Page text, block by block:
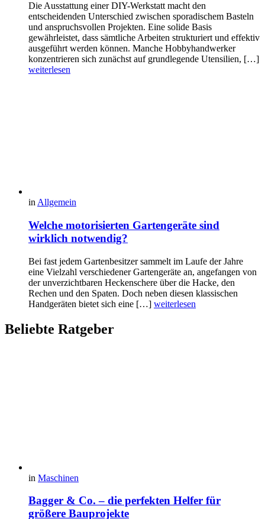
Die Ausstattung einer DIY-Werkstatt macht den
entscheidenden Unterschied zwischen sporadischem Basteln
und anspruchsvollen Projekten. Eine solide Basis
gewährleistet, dass sämtliche Arbeiten strukturiert und effektiv
ausgeführt werden können. Manche Hobbyhandwerker
konzentrieren sich zunächst auf grundlegende Utensilien, […]
weiterlesen
in Allgemein
Welche motorisierten Gartengeräte sind
wirklich notwendig?
Bei fast jedem Gartenbesitzer sammelt im Laufe der Jahre
eine Vielzahl verschiedener Gartengeräte an, angefangen von
der unverzichtbaren Heckenschere über die Hacke, den
Rechen und den Spaten. Doch neben diesen klassischen
Handgeräten bietet sich eine […] weiterlesen
Beliebte Ratgeber
in Maschinen
Bagger & Co. – die perfekten Helfer für
größere Bauprojekte